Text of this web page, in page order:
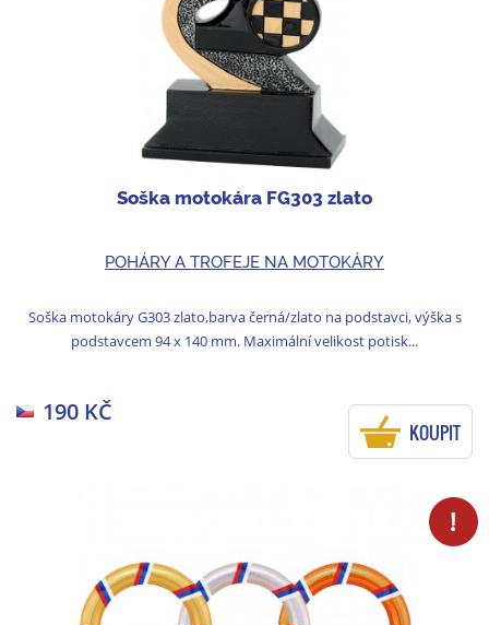
Soška motokára FG303 zlato
POHÁRY A TROFEJE NA MOTOKÁRY
Soška motokáry G303 zlato,barva černá/zlato na podstavci, výška s
podstavcem 94 x 140 mm. Maximální velikost potisk...
190 KČ
KOUPIT